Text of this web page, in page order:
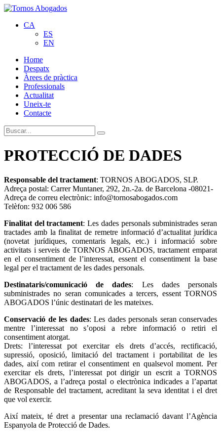
CA
ES
EN
Home
Despatx
Àrees de pràctica
Professionals
Actualitat
Uneix-te
Contacte
PROTECCIÓ DE DADES
Responsable del tractament: TORNOS ABOGADOS, SLP.
Adreça postal: Carrer Muntaner, 292, 2n.-2a. de Barcelona -08021-
Adreça de correu electrònic: info@tornosabogados.com
Telèfon: 932 006 586
Finalitat del tractament: Les dades personals subministrades seran
tractades amb la finalitat de remetre informació d’actualitat jurídica
(novetat jurídiques, comentaris legals, etc.) i informació sobre
activitats i serveis de TORNOS ABOGADOS, tractament emparat
en el consentiment de l’interessat, essent el consentiment la base
legal per el tractament de les dades personals.
Destinataris/comunicació de dades: Les dades personals
subministrades no seran comunicades a tercers, essent TORNOS
ABOGADOS l’únic destinatari de les mateixes.
Conservació de les dades: Les dades personals seran conservades
mentre l’interessat no s’oposi a rebre informació o retiri el
consentiment atorgat.
Drets: l’interessat pot exercitar els drets d’accés, rectificació,
supressió, oposició, limitació del tractament i portabilitat de les
dades, així com retirar el consentiment en qualsevol moment. Per
exercitar els drets, l’interessat pot dirigir un escrit a TORNOS
ABOGADOS, a l’adreça postal o electrònica indicades a l’apartat
de Responsable del tractament, acreditant la seva identitat i el dret
que vol exercir.
Així mateix, té dret a presentar una reclamació davant l’Agència
Espanyola de Protecció de Dades.